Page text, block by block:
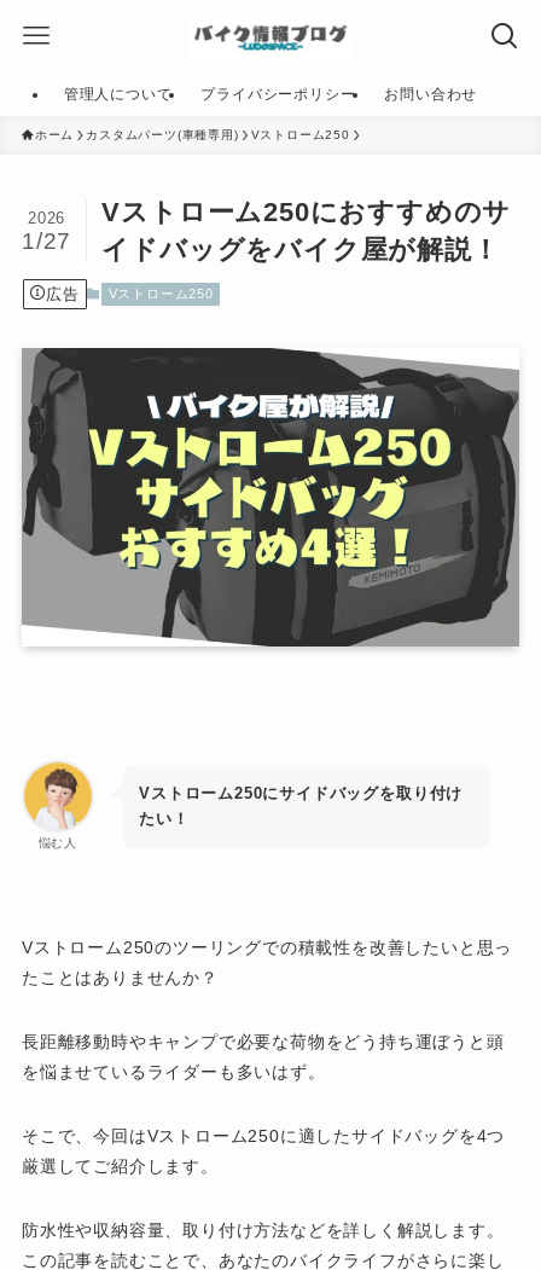
管理人について プライバシーポリシー お問い合わせ
ホーム カスタムパーツ(車種専用) Vストローム250
Vストローム250におすすめのサ
イドバッグをバイク屋が解説！
2026
1/27
広告 Vストローム250
悩む人
Vストローム250にサイドバッグを取り付け
たい！
Vストローム250のツーリングでの積載性を改善したいと思っ
たことはありませんか？
長距離移動時やキャンプで必要な荷物をどう持ち運ぼうと頭
を悩ませているライダーも多いはず。
そこで、今回はVストローム250に適したサイドバッグを4つ
厳選してご紹介します。
防水性や収納容量、取り付け方法などを詳しく解説します。
この記事を読むことで、あなたのバイクライフがさらに楽し